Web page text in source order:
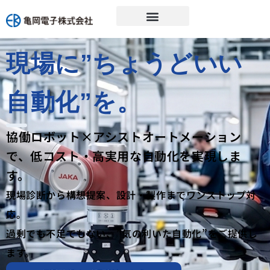
現場に”ちょうどいい
自動化”を。
協働ロボット×アシストオートメーション
で、低コスト・高実用な自動化を実現しま
す。
現場診断から構想提案、設計・製作までワンストップ対
応。
過剰でも不足でもない、”気の利いた自動化”をご提供し
ます。